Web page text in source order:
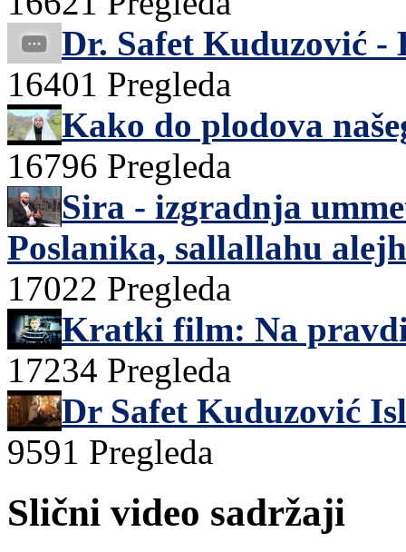
Dr. Safet Kuduzović
16401 Pregleda
Kako do plodova
16796 Pregleda
Sira - izgradnja
Poslanika, sallallahu
17022 Pregleda
Kratki film: Na
17234 Pregleda
Dr Safet Kuduzović
9591 Pregleda
Slični video sadržaji